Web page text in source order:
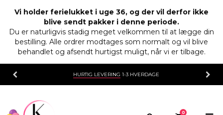
Vi holder ferielukket i uge 36, og der vil derfor ikke
blive sendt pakker i denne periode.
Du er naturligvis stadig meget velkommen til at lægge din
bestilling. Alle ordrer modtages som normalt og vil blive
behandlet og afsendt hurtigst muligt, når vi er tilbage.
HURTIG LEVERING 1-3 HVERDAGE
0